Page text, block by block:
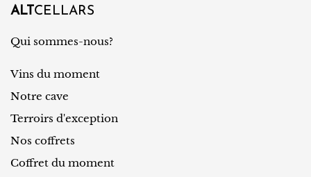
/
r
g
i
o
n
ALT CELLARS
Qui sommes-nous?
Vins du moment
Notre cave
Terroirs d'exception
Nos coffrets
Coffret du moment